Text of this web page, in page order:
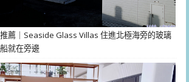
薦｜Seaside Glass Villas 住進北極海旁的玻璃
就在旁邊